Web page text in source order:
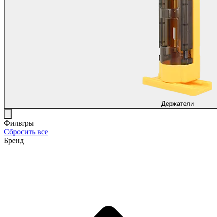
Держатели
Фильтры
Сбросить все
Бренд